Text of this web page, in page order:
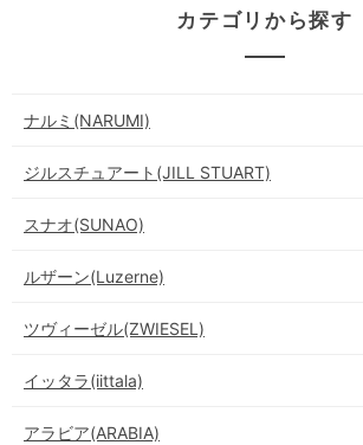
カテゴリから探す
ナルミ(NARUMI)
ジルスチュアート(JILL STUART)
スナオ(SUNAO)
ルザーン(Luzerne)
ツヴィーゼル(ZWIESEL)
イッタラ(iittala)
アラビア(ARABIA)